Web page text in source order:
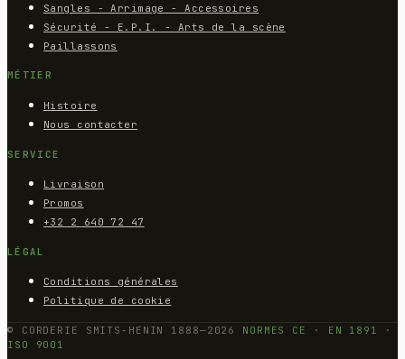
Sangles - Arrimage - Accessoires
Sécurité - E.P.I. - Arts de la scène
Paillassons
MÉTIER
Histoire
Nous contacter
SERVICE
Livraison
Promos
+32 2 640 72 47
LÉGAL
Conditions générales
Politique de cookie
© CORDERIE SMITS-HENIN 1888—2026
NORMES CE · EN 1891 ·
ISO 9001